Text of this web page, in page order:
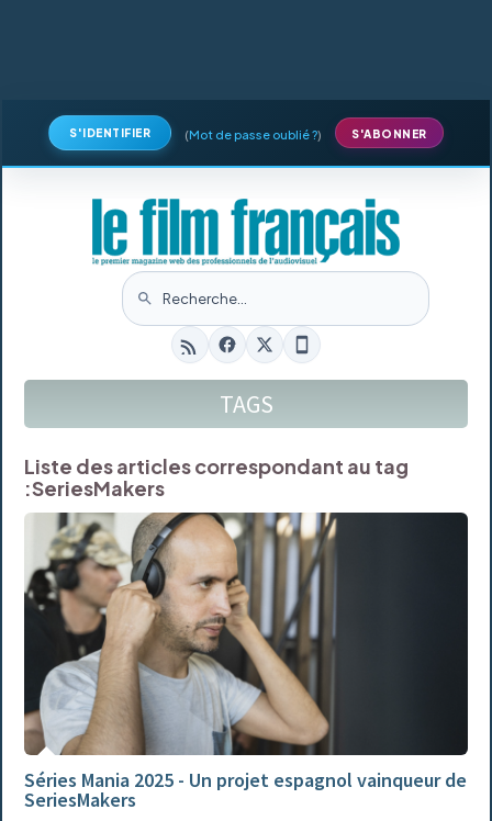
S'IDENTIFIER (Mot de passe oublié ?) S'ABONNER
TAGS
Liste des articles correspondant au tag
:SeriesMakers
Séries Mania 2025 - Un projet espagnol vainqueur de
SeriesMakers